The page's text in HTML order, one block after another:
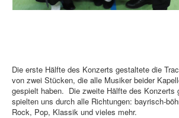
Die erste Hälfte des Konzerts gestaltete die
von zwei Stücken, die alle Musiker beider
gespielt haben. Die zweite Hälfte des Konzerts
spielten uns durch alle Richtungen:
Rock, Pop, Klassik und vieles mehr.